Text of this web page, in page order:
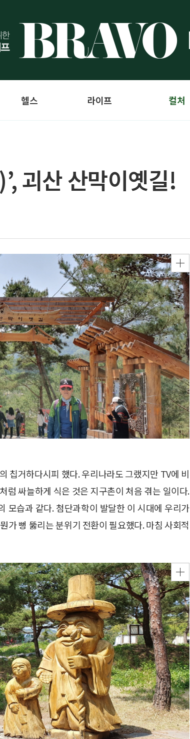
헬스 라이프 컬처
괴산 산막이옛길!
칩거하다시피 했다. 우리나라도 그랬지만 TV에 비
럼 싸늘하게 식은 것은 지구촌이 처음 겪는 일이다.
모습과 같다. 첨단과학이 발달한 이 시대에 우리가
가 뻥 뚫리는 분위기 전환이 필요했다. 마침 사회적